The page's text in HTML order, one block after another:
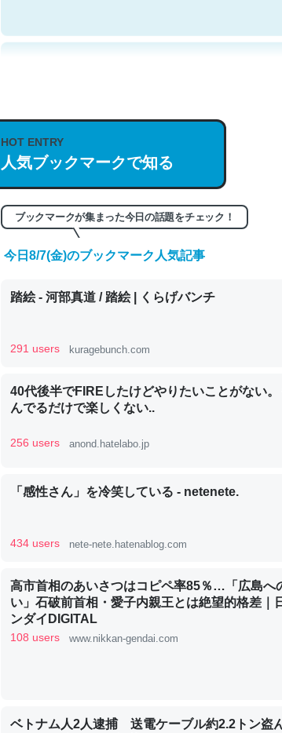
これは良記事。32768トークンだと英語小説100ペー
の伏線」は回収されないけど、短期記憶というには
やすく強くなりそう
の600分の1程度。
─ニュース :: 【研究発表】昆虫学の大問題＝「昆虫はなぜ海
論文では「淡水はカルシウムも酸素も不足してて両
は」とあって面白い。海にいる鋏角類（カブトガニ
─ニュース :: 【研究発表】昆虫学の大問題＝「昆虫はなぜ海
これを元に考えるとカルシウムを大量に使う脊椎動
─ニュース :: 【研究発表】昆虫学の大問題＝「昆虫はなぜ海
HOT ENTRY
人気ブックマークで知る
ブックマークが集まった今日の話題をチェック！
今日8/7(金)のブックマーク人気記事
踏絵 - 河部真道 / 踏絵 | くらげバンチ
291 users kuragebunch.com
40代後半でFIREしたけどやりたいことがない
んでるだけで楽しくない..
256 users anond.hatelabo.jp
「感性さん」を冷笑している - netenete.
434 users nete-nete.hatenablog.com
高市首相のあいさつはコピペ率85％…「広島へ
い」石破前首相・愛子内親王とは絶望的格差｜
ンダイDIGITAL
108 users www.nikkan-gendai.com
ベトナム人2人逮捕 送電ケーブル約2.2トン盗